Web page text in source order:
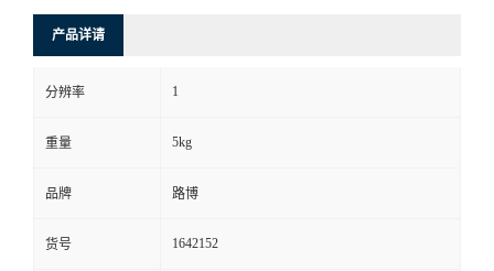
联
系
方
式
产品详请
分辨率 1
重量 5kg
品牌 路博
货号 1642152